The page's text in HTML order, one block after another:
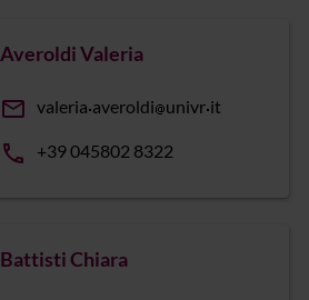
Averoldi Valeria
email valeria averoldi univr it
phone +39 045802 8322
Battisti Chiara